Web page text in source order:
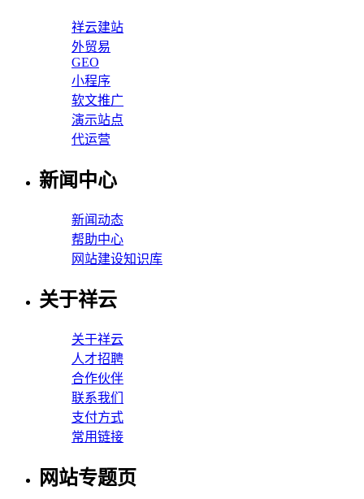
祥云建站
外贸易
GEO
小程序
软文推广
演示站点
代运营
新闻中心
新闻动态
帮助中心
网站建设知识库
关于祥云
关于祥云
人才招聘
合作伙伴
联系我们
支付方式
常用链接
网站专题页